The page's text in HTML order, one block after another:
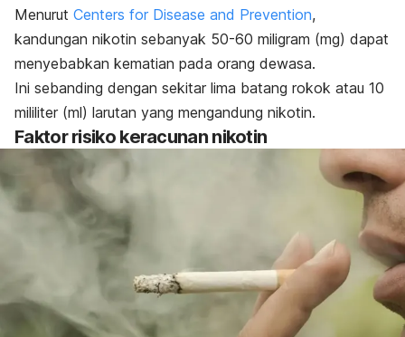
Menurut Centers for Disease and Prevention,
kandungan nikotin sebanyak 50-60 miligram (mg) dapat
menyebabkan kematian pada orang dewasa.
Ini sebanding dengan sekitar lima batang rokok atau 10
mililiter (ml) larutan yang mengandung nikotin.
Faktor risiko keracunan nikotin